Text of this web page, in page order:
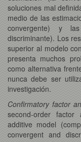
soluciones mal
medio de las
convergente) y
discriminante). Los
superior al modelo
presenta muchos
como alternativa
nunca debe ser
investigación.
Confirmatory factor
second-order
additive model
convergent and